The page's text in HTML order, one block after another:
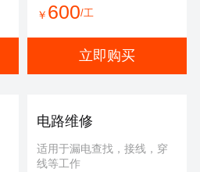
￥ 600/工
立即购买
电路维修
适用于漏电查找，接线，穿
线等工作